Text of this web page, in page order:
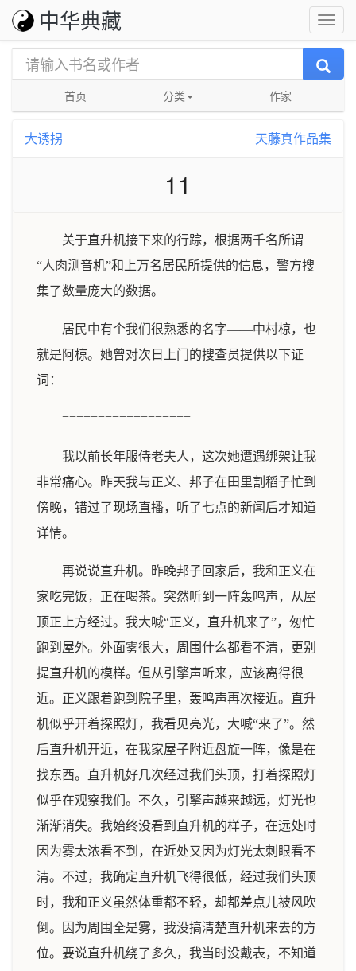
中华典藏
首页 分类 作家
大诱拐 天藤真作品集
11
关于直升机接下来的行踪，根据两千名所谓
“人肉测音机”和上万名居民所提供的信息，警方搜
集了数量庞大的数据。
居民中有个我们很熟悉的名字——中村椋，也
就是阿椋。她曾对次日上门的搜查员提供以下证
词：
==================
我以前长年服侍老夫人，这次她遭遇绑架让我
非常痛心。昨天我与正义、邦子在田里割稻子忙到
傍晚，错过了现场直播，听了七点的新闻后才知道
详情。
再说说直升机。昨晚邦子回家后，我和正义在
家吃完饭，正在喝茶。突然听到一阵轰鸣声，从屋
顶正上方经过。我大喊“正义，直升机来了”，匆忙
跑到屋外。外面雾很大，周围什么都看不清，更别
提直升机的模样。但从引擎声听来，应该离得很
近。正义跟着跑到院子里，轰鸣声再次接近。直升
机似乎开着探照灯，我看见亮光，大喊“来了”。然
后直升机开近，在我家屋子附近盘旋一阵，像是在
找东西。直升机好几次经过我们头顶，打着探照灯
似乎在观察我们。不久，引擎声越来越远，灯光也
渐渐消失。我始终没看到直升机的样子，在远处时
因为雾太浓看不到，在近处又因为灯光太刺眼看不
清。不过，我确定直升机飞得很低，经过我们头顶
时，我和正义虽然体重都不轻，却都差点儿被风吹
倒。因为周围全是雾，我没搞清楚直升机来去的方
位。要说直升机绕了多久，我当时没戴表，不知道